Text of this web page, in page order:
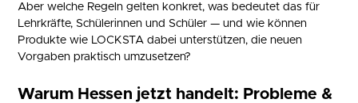
Aber welche Regeln gelten konkret, was bedeutet das für
Lehrkräfte, Schülerinnen und Schüler — und wie können
Produkte wie LOCKSTA dabei unterstützen, die neuen
Vorgaben praktisch umzusetzen?
Warum Hessen jetzt handelt: Probleme &